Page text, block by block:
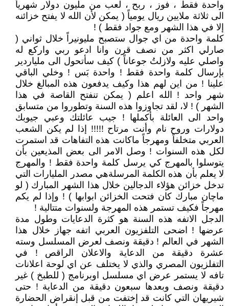
واحدة فقط ، فوز ، ربح ، لعب من مليون دولار شهرياً
الى ثلاثة ملايين ريال يومياً ( يمكن لأن الله لا يفتح خزائنه
إلا في هذا الشهر ومع جواد فقط ) !
كلمة واحدة من اي جوال ستصبح مليونيراً خلال ثواني (
صارلي اكثر من نصف قرن وانا ادعو ربي واركع له
واصلي عليه ولازلتُ جوعاناً ) كيف سأتحول الى ملياردير
بإرسال كلمة واحدة فقط ! واحدة بَس ! وخلي الباقي
علينا ! من اين لهم هذا وكيف يدفعون هذه المبالغ خلال
شهر واحد ! الله اعلم ( يمكن تنفتح القاصة في هذا
الشهر ) ! لا، لقد تجاوزوا هذه السنة وتطوروا من متسابق
واحد الى العائلة بأكملها ! جيب عائلتك وعبي جيوبك
دولارات وروح نام وأنت مرتاح !!!!! إذا لم يكن الشعب
العربي متخلفاً ومهرجاً ماكانت هذه التفاهات قد استمرت
لكل هذه السنوات ! وصل الامر الى بعض المذيعين بأن
يتوسلوا بالمهرج كي يرسل كلمة واحدة فقط ! والمهرج
لا يعلم بأن هذه الكلمة المرسلةهي مصدر المليارات التي
تدخل خزائن هؤلاء الدجالين خلال هذا الشهر المبارك ( لو
ماچان مبارك كان فتحت الخزائن ابوابها ) ! وإذا لم يكم
مهرجاً فكيف تستمر هذه المهرجة ولسنوات متتالية !
الدجل الاتفه هذه السنة هو كثرة الدعايات وطول مدة
عرضها ! اضحى التلفزيون العربي اتفه جهاز خلال هذا
الشهر في العالم ! دقيقة ونصف لعرض المسلسل وسته
عشرة دقيقة من الدعاية والاعلان الراقص ! في
التفلزيون المصري والذي لا يختلف عن اي لوحة اعلانات
تافه لا يستمر عرض اي مسلسل اوبرنامج ( للطبخ ) غير
دقيقة ونصف وبعدها سبعون دقيقة من الدعاية ! حتى
شيريهان التي كانت قد إختفت من قبل إنقراض الحضارة